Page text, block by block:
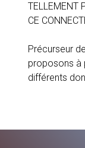
TELLEMENT
CE
Précurseur
proposons à
différents